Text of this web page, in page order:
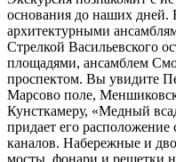
основания до наших
архитектурными
Стрелкой Васильевского
площадями, ансамблем
проспектом. Вы увидите
Марсово поле,
Кунсткамеру, «Медный
придает его
каналов. Набережные и
мосты, фонари и решетки